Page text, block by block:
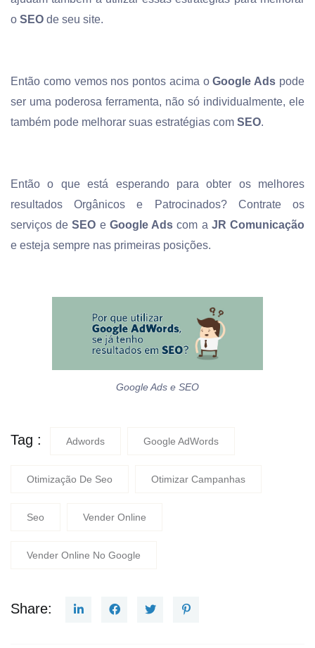
o SEO de seu site.
Então como vemos nos pontos acima oGoogle Ads pode
ser uma poderosa ferramenta, não só individualmente, ele
também pode melhorar suas estratégias com SEO.
Então o que está esperando para obter os melhores
resultados Orgânicos e Patrocinados? Contrate os
serviços deSEO e Google Ads com a JR Comunicação
e esteja sempre nas primeiras posições.
Google Ads e SEO
Tag : Adwords Google AdWords
Otimização De Seo Otimizar Campanhas
Seo Vender Online
Vender Online No Google
Share: